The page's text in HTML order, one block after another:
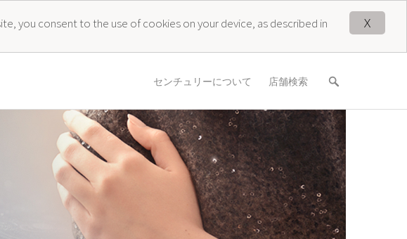
X
you consent to the use of cookies on your device, as described in
センチュリーについて 店舗検索